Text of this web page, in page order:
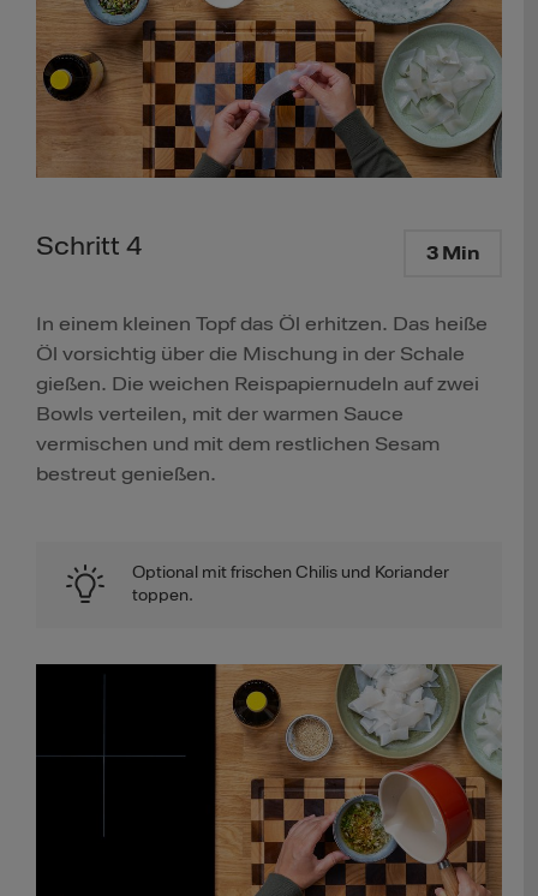
Schritt 4 3 Min
In einem kleinen Topf das Öl erhitzen. Das heiße
Öl vorsichtig über die Mischung in der Schale
gießen. Die weichen Reispapiernudeln auf zwei
Bowls verteilen, mit der warmen Sauce
vermischen und mit dem restlichen Sesam
bestreut genießen.
Optional mit frischen Chilis und Koriander
toppen.